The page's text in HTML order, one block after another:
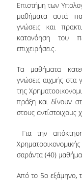
U-
E-
Επιστήμη των
μαθήματα αυτά
γνώσεις και
κατανόηση του
επιχειρήσεις.
Τα μαθήματα
γνώσεις αιχμής στα
της
πράξη και δίνουν
στους αντίστοιχους
Για την
σαράντα (40)
Από το 5ο εξάμηνο,